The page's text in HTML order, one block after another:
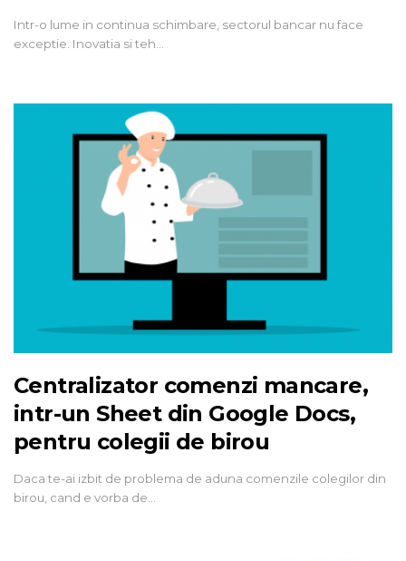
Intr-o lume in continua schimbare, sectorul bancar nu face
exceptie. Inovatia si teh…
Centralizator comenzi mancare,
intr-un Sheet din Google Docs,
pentru colegii de birou
Daca te-ai izbit de problema de aduna comenzile colegilor din
birou, cand e vorba de…